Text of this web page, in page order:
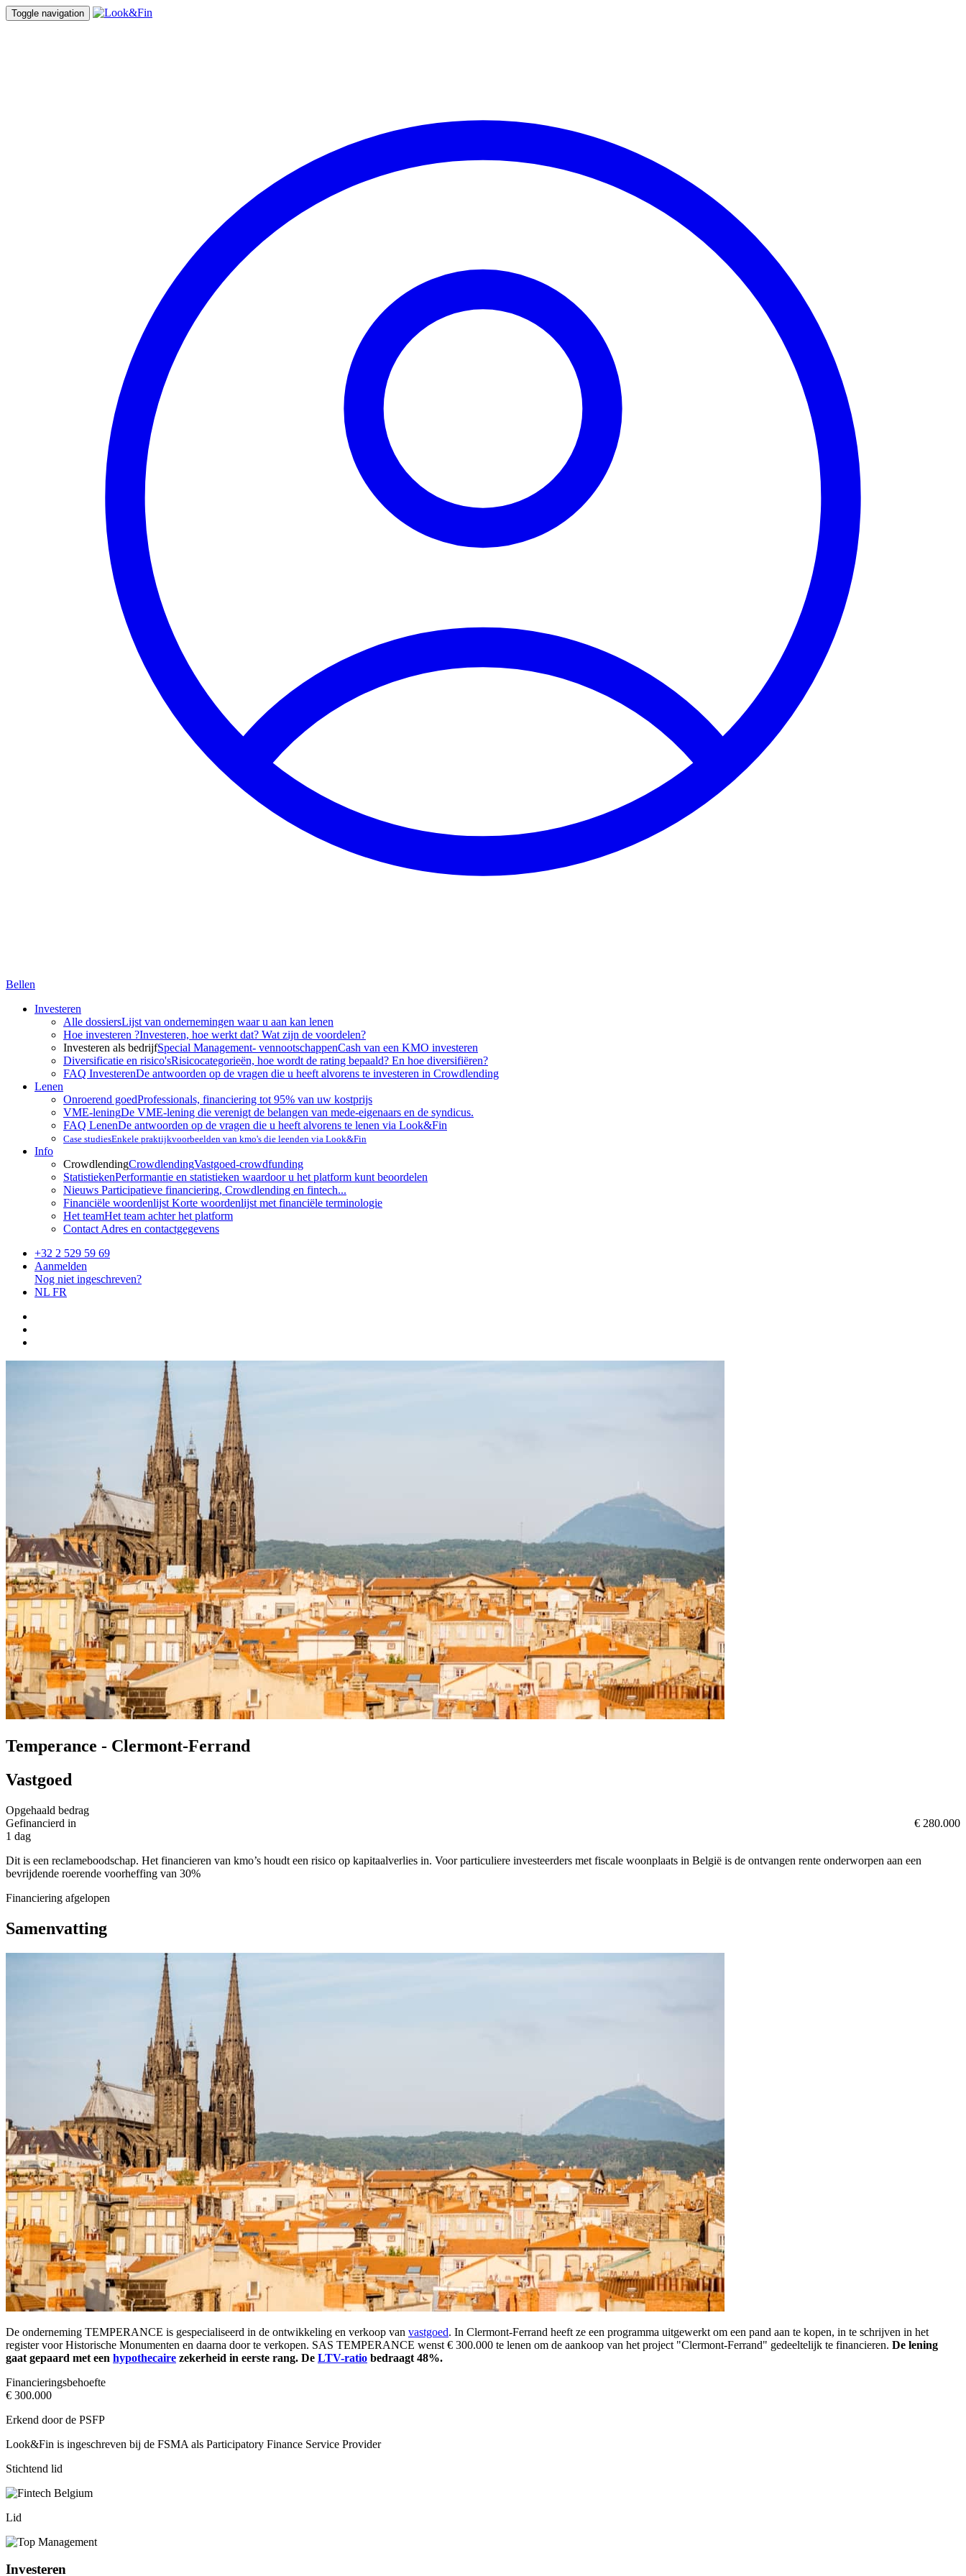
Toggle navigation
Bellen
Investeren
Alle dossiersLijst van ondernemingen waar u aan kan lenen
Hoe investeren ?Investeren, hoe werkt dat? Wat zijn de voordelen?
Investeren als bedrijfSpecial Management- vennootschappenCash van een KMO investeren
Diversificatie en risico'sRisicocategorieën, hoe wordt de rating bepaald? En hoe diversifiëren?
FAQ InvesterenDe antwoorden op de vragen die u heeft alvorens te investeren in Crowdlending
Lenen
Onroerend goedProfessionals, financiering tot 95% van uw kostprijs
VME-leningDe VME-lening die verenigt de belangen van mede-eigenaars en de syndicus.
FAQ LenenDe antwoorden op de vragen die u heeft alvorens te lenen via Look&Fin
Case studiesEnkele praktijkvoorbeelden van kmo's die leenden via Look&Fin
Info
CrowdlendingCrowdlendingVastgoed-crowdfunding
StatistiekenPerformantie en statistieken waardoor u het platform kunt beoordelen
Nieuws Participatieve financiering, Crowdlending en fintech...
Financiële woordenlijst Korte woordenlijst met financiële terminologie
Het teamHet team achter het platform
Contact Adres en contactgegevens
+32 2 529 59 69
Aanmelden
Nog niet ingeschreven?
NL FR
Temperance - Clermont-Ferrand
Vastgoed
Opgehaald bedrag
€ 280.000
Gefinancierd in
1 dag
Dit is een reclameboodschap. Het financieren van kmo’s houdt een risico op kapitaalverlies in. Voor particuliere investeerders met fiscale woonplaats in België is de ontvangen rente onderworpen aan een
bevrijdende roerende voorheffing van 30%
Financiering afgelopen
Samenvatting
De onderneming TEMPERANCE is gespecialiseerd in de ontwikkeling en verkoop van vastgoed. In Clermont-Ferrand heeft ze een programma uitgewerkt om een pand aan te kopen, in te schrijven in het
register voor Historische Monumenten en daarna door te verkopen. SAS TEMPERANCE wenst € 300.000 te lenen om de aankoop van het project "Clermont-Ferrand" gedeeltelijk te financieren. De lening
gaat gepaard met een hypothecaire zekerheid in eerste rang. De LTV-ratio bedraagt 48%.
Financieringsbehoefte
€ 300.000
Erkend door de PSFP
Look&Fin is ingeschreven bij de FSMA als Participatory Finance Service Provider
Stichtend lid
Lid
Investeren